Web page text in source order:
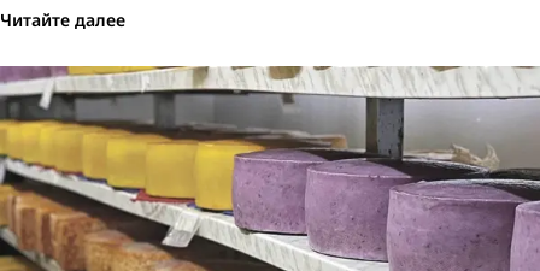
Читайте далее